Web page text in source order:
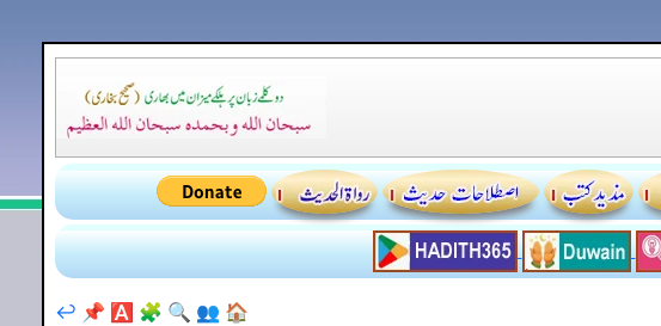
🏠
👥
🔍
🧩
🅰️
📌
↩️